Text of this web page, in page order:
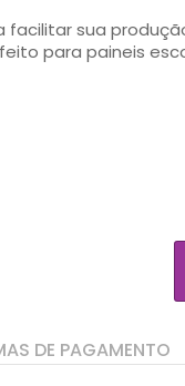
facilitar sua
para paineis
DE PAGAMENTO